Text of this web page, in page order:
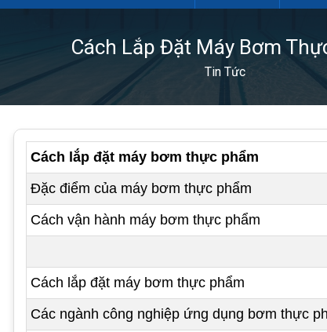
Cách Lắp Đặt Máy Bơm
Tin Tức
Cách lắp đặt máy bơm thực phẩm
Đặc điểm của máy bơm thực phẩm
Cách vận hành máy bơm thực phẩm
Cách lắp đặt máy bơm thực phẩm
Các ngành công nghiệp ứng dụng bơm thực